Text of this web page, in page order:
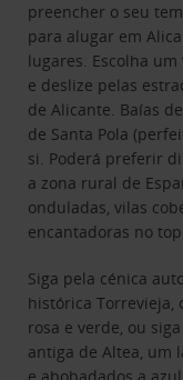
preencher o seu
para alugar em
lugares. Escolha
e deslize pelas
de Alicante. Baías
de Santa Pola
si. Poderá preferir
a zona rural de
onduladas, vilas
encantadoras no
Siga pela cénica
histórica Torrevieja,
rosa e verde, ou
antiga de Altea, um
e abobadados a